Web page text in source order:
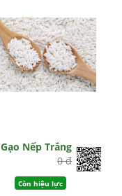
Gạo Nếp Trắng
0 đ
Còn hiệu lực